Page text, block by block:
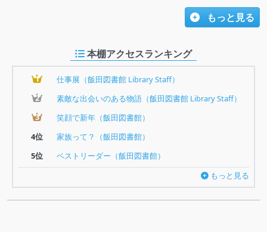
もっと見る
本棚アクセスランキング
1
仕事展（飯田図書館 Library Staff）
2
素敵な出会いのある物語（飯田図書館 Library Staff）
3
笑顔で新年（飯田図書館）
4位
家族って？（飯田図書館）
5位
ベストリーダー（飯田図書館）
もっと見る